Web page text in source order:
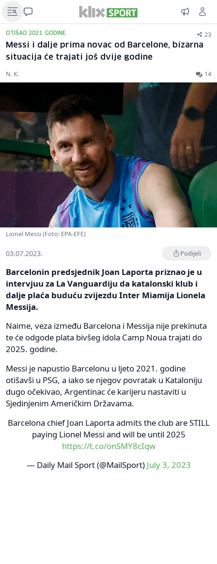
OTIŠAO 2021. GODINE 23
Messi i dalje prima novac od Barcelone, bizarna
situacija će trajati još dvije godine
N. K. 14
Lionel Messi (Foto: EPA-EFE)
03.07.2023. Podijeli
Barcelonin predsjednik Joan Laporta priznao je u
intervjuu za La Vanguardiju da katalonski klub i
dalje plaća buduću zvijezdu Inter Miamija Lionela
Messija.
Naime, veza između Barcelona i Messija nije prekinuta
te će odgode plata bivšeg idola Camp Noua trajati do
2025. godine.
Messi je napustio Barcelonu u ljeto 2021. godine
otišavši u PSG, a iako se njegov povratak u Kataloniju
dugo očekivao, Argentinac će karijeru nastaviti u
Sjedinjenim Američkim Državama.
Barcelona chief Joan Laporta admits the club are STILL
paying Lionel Messi and will be until 2025
https://t.co/onSMY8cIqw
— Daily Mail Sport (@MailSport) July 3, 2023